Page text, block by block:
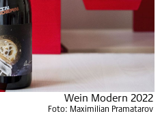
Wein Modern 2022
Foto: Maximilian Pramatarov